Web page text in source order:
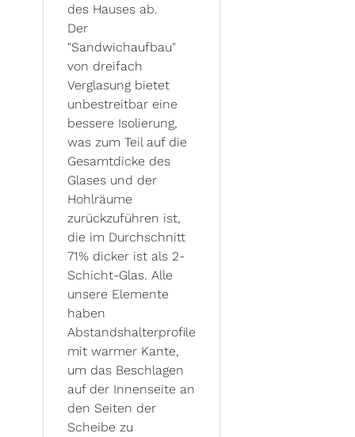
des Hauses ab.
Der
"Sandwichaufbau"
von dreifach
Verglasung bietet
unbestreitbar eine
bessere Isolierung,
was zum Teil auf die
Gesamtdicke des
Glases und der
Hohlräume
zurückzuführen ist,
die im Durchschnitt
71% dicker ist als 2-
Schicht-Glas. Alle
unsere Elemente
haben
Abstandshalterprofile
mit warmer Kante,
um das Beschlagen
auf der Innenseite an
den Seiten der
Scheibe zu